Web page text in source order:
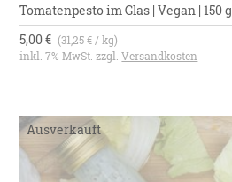
Tomatenpesto im Glas | Vegan | 150 g
5,00 € (31,25 € / kg)
inkl. 7% MwSt. zzgl.Versandkosten